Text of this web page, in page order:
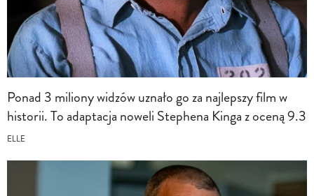
Ponad 3 miliony widzów uznało go za najlepszy film w
historii. To adaptacja noweli Stephena Kinga z oceną 9.3
ELLE